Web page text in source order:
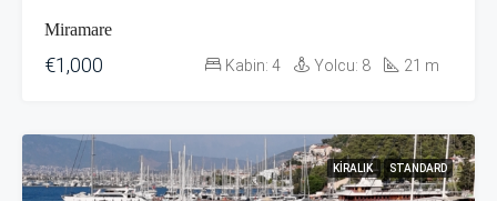
Miramare
€1,000 Kabin: 4 Yolcu: 8 21 m
KIRALIK STANDARD